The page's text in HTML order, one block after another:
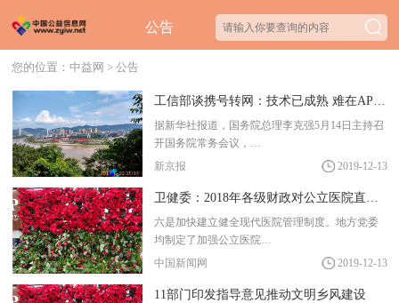
公告
您的位置：中益网 >公告
据新华社报道，国务院总理李克强5月14日主持召
开国务院常务会议，…
新京报
2019-12-13
六是加快建立健全现代医院管理制度。地方党委
均制定了加强公立医院…
中国新闻网
2019-12-13
11部门印发指导意见推动文明乡风建设